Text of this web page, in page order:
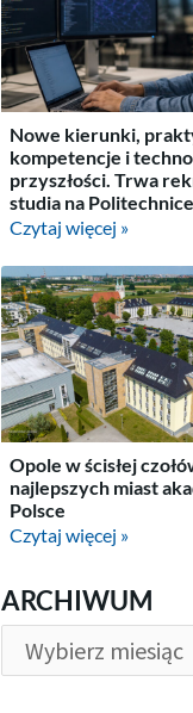
Nowe kierunki,
kompetencje i
przyszłości. Trwa
studia na
Czytaj więcej »
Opole w ścisłej
najlepszych miast
Polsce
Czytaj więcej »
ARCHIWUM
ARCHIWUM